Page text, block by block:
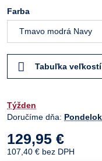
Farba
Tabuľka veľkostí
Týžden
Doručíme dňa: Pondelok
129,95 €
107,40 € bez DPH